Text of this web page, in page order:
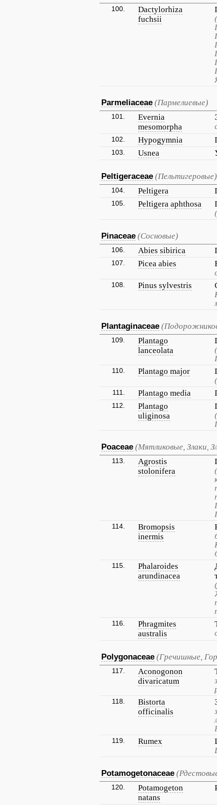
100.
Dactylorhiza
fuchsii
Parmeliaceae (Пармелиевые)
101.
Evernia
mesomorpha
102. Hypogymnia
103. Usnea
Peltigeraceae (Пельтигеровые)
104. Peltigera
105. Peltigera aphthosa
Pinaceae (Сосновые)
106. Abies sibirica
107. Picea abies
108. Pinus sylvestris
Plantaginaceae
109.
Plantago
lanceolata
110. Plantago major
111. Plantago media
112.
Plantago
uliginosa
Poaceae (Мятликовые, Злаки,
113.
Agrostis
stolonifera
114.
Bromopsis
inermis
115.
Phalaroides
arundinacea
116.
Phragmites
australis
Polygonaceae (Гречишные,
117.
Aconogonon
divaricatum
118.
Bistorta
officinalis
119. Rumex
Potamogetonaceae
120.
Potamogeton
natans